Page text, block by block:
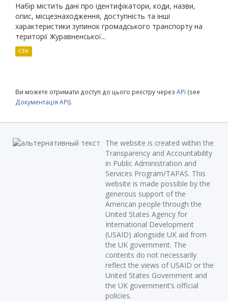
Набір містить дані про ідентифікатори, коди, назви,
опис, місцезнаходження, доступність та інші
характеристики зупинок громадського транспорту на
території Журавненської...
CSV
Ви можете отримати доступ до цього реєстру через API (see
Документація API).
The website is created within the
Transparency and Accountability
in Public Administration and
Services Program/TAPAS. This
website is made possible by the
generous support of the
American people through the
United States Agency for
International Development
(USAID) alongside UK aid from
the UK government. The
contents do not necessarily
reflect the views of USAID or the
United States Government and
the UK government’s official
policies.